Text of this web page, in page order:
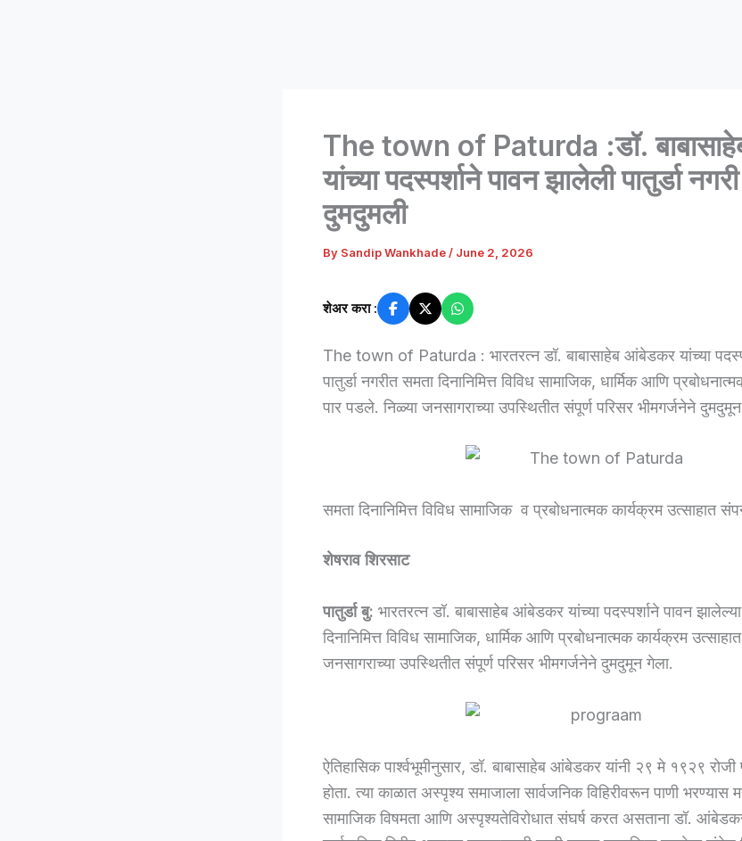
The town of Paturda :डॉ.
यांच्या पदस्पर्शाने पावन झालेली पातुर्डा
दुमदुमली
By Sandip Wankhade / June 2, 2026
शेअर करा :
The town of Paturda : भारतरत्न डॉ. बाबासाहेब आंबेडकर यांच्या
पातुर्डा नगरीत समता दिनानिमित्त विविध सामाजिक, धार्मिक आणि
पार पडले. निळ्या जनसागराच्या उपस्थितीत संपूर्ण परिसर भीमगर्जनेने
समता दिनानिमित्त विविध सामाजिक व प्रबोधनात्मक कार्यक्रम उत्साहात
शेषराव शिरसाट
पातुर्डा बु: भारतरत्न डॉ. बाबासाहेब आंबेडकर यांच्या पदस्पर्शाने पावन झालेल्या
दिनानिमित्त विविध सामाजिक, धार्मिक आणि प्रबोधनात्मक कार्यक्रम
जनसागराच्या उपस्थितीत संपूर्ण परिसर भीमगर्जनेने दुमदुमून गेला.
ऐतिहासिक पार्श्वभूमीनुसार, डॉ. बाबासाहेब आंबेडकर यांनी २९ मे १९२९
होता. त्या काळात अस्पृश्य समाजाला सार्वजनिक विहिरीवरून पाणी भरण्यास
सामाजिक विषमता आणि अस्पृश्यतेविरोधात संघर्ष करत असताना डॉ.